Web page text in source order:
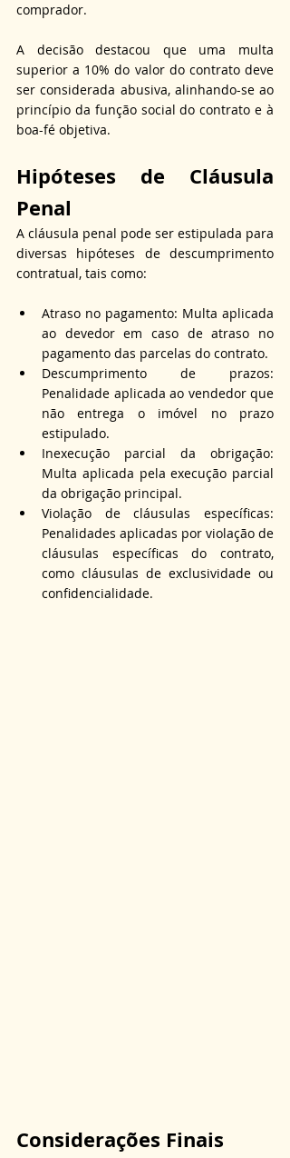
comprador.
A decisão destacou que uma multa
superior a 10% do valor do contrato deve
ser considerada abusiva, alinhando-se ao
princípio da função social do contrato e à
boa-fé objetiva.
Hipóteses de Cláusula
Penal
A cláusula penal pode ser estipulada para
diversas hipóteses de descumprimento
contratual, tais como:
Atraso no pagamento: Multa aplicada
ao devedor em caso de atraso no
pagamento das parcelas do contrato.
Descumprimento de prazos:
Penalidade aplicada ao vendedor que
não entrega o imóvel no prazo
estipulado.
Inexecução parcial da obrigação:
Multa aplicada pela execução parcial
da obrigação principal.
Violação de cláusulas específicas:
Penalidades aplicadas por violação de
cláusulas específicas do contrato,
como cláusulas de exclusividade ou
confidencialidade.
Considerações Finais